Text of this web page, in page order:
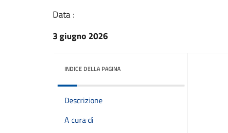
Data :
3 giugno 2026
INDICE DELLA PAGINA
Descrizione
A cura di